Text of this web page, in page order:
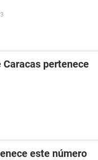
pertenece
este número